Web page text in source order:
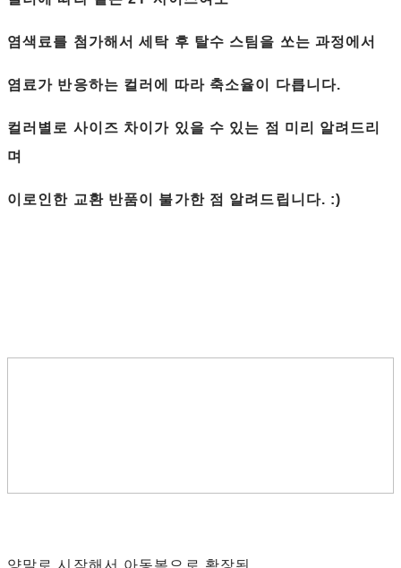
염색료를 첨가해서 세탁 후 탈수 스팀을 쏘는 과정에서
염료가 반응하는 컬러에 따라 축소율이 다릅니다.
컬러별로 사이즈 차이가 있을 수 있는 점 미리 알려드리
며
이로인한 교환 반품이 불가한 점 알려드립니다. :)